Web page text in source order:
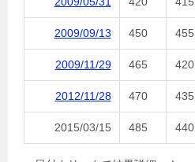
2009/09/13 450 455
2009/11/29 465 420
2012/11/28 470 435
2015/03/15 485 440